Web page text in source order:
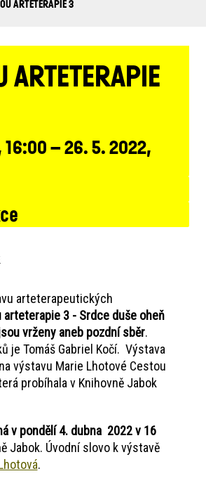
ARTETERAPIE 3
ARTETERAPIE
– 26. 5. 2022,
arteterapeutických
arteterapie 3 - Srdce duše oheň
vrženy aneb pozdní sběr.
je Tomáš Gabriel Kočí. Výstava
výstavu Marie Lhotové Cestou
probíhala v Knihovně Jabok
v pondělí 4. dubna 2022 v 16
Jabok. Úvodní slovo k výstavě
.